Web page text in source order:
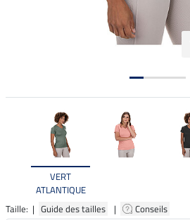
VERT
ATLANTIQUE
Taille: | Guide des tailles | Conseils